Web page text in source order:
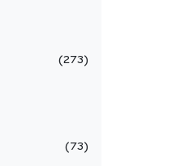
273
73